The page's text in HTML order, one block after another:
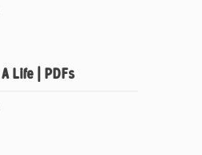
Life | PDFs